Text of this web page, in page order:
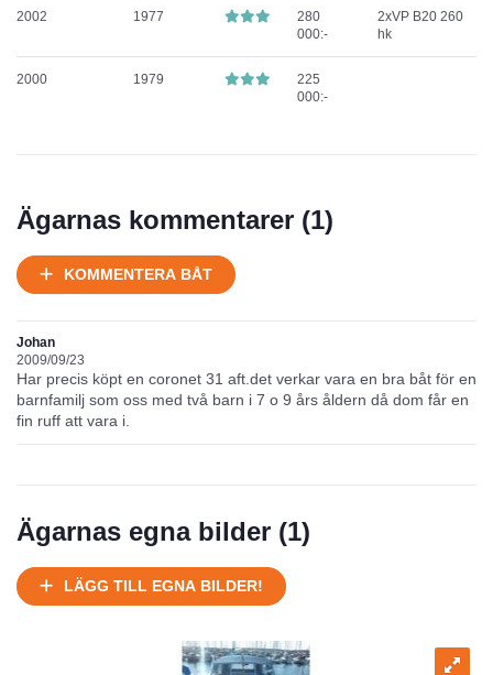
2002 1977
280
000:-
2xVP B20 260
hk
2000 1979
225
000:-
Ägarnas kommentarer (1)
KOMMENTERA BÅT
Johan
2009/09/23
Har precis köpt en coronet 31 aft.det verkar vara en bra båt för en
barnfamilj som oss med två barn i 7 o 9 års åldern då dom får en
fin ruff att vara i.
Ägarnas egna bilder (1)
LÄGG TILL EGNA BILDER!